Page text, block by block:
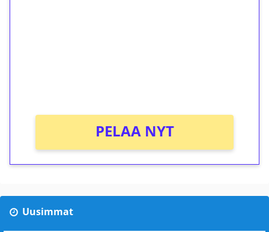
PELAA NYT
Uusimmat